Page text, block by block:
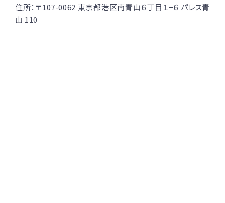
住所：〒107-0062 東京都港区南青山６丁目１−６ パレス青
山 110